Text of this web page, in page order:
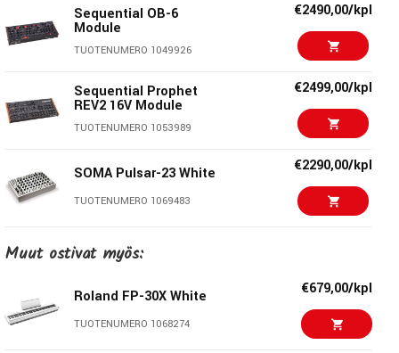
Sequential OB-6
Module
TUOTENUMERO 1049926
€2490,00/kpl
Sequential Prophet
REV2 16V Module
TUOTENUMERO 1053989
€2499,00/kpl
SOMA Pulsar-23 White
TUOTENUMERO 1069483
€2290,00/kpl
Sequential Prophet-5
Desktop
UDO Audio Super 6 €1999,00/kpl
Muut ostivat myös:
Roland FP-30X White
TUOTENUMERO 1068274
€679,00/kpl